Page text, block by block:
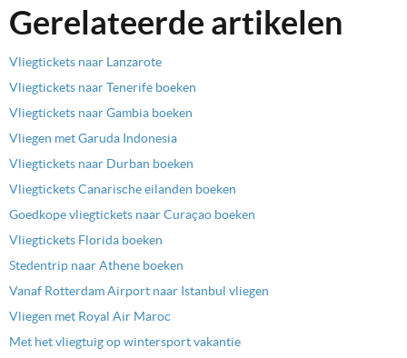
Gerelateerde artikelen
Vliegtickets naar Lanzarote
Vliegtickets naar Tenerife boeken
Vliegtickets naar Gambia boeken
Vliegen met Garuda Indonesia
Vliegtickets naar Durban boeken
Vliegtickets Canarische eilanden boeken
Goedkope vliegtickets naar Curaçao boeken
Vliegtickets Florida boeken
Stedentrip naar Athene boeken
Vanaf Rotterdam Airport naar Istanbul vliegen
Vliegen met Royal Air Maroc
Met het vliegtuig op wintersport vakantie